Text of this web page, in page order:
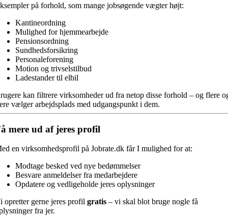
på forhold, som mange jobsøgende vægter højt:
Kantineordning
Mulighed for hjemmearbejde
Pensionsordning
Sundhedsforsikring
Personaleforening
Motion og trivselstilbud
Ladestander til elbil
kan filtrere virksomheder ud fra netop disse forhold – og flere
vælger arbejdsplads med udgangspunkt i dem.
mere ud af jeres profil
en virksomhedsprofil på Jobrate.dk får I mulighed for at:
Modtage besked ved nye bedømmelser
Besvare anmeldelser fra medarbejdere
Opdatere og vedligeholde jeres oplysninger
opretter gerne jeres profilgratis – vi skal blot bruge nogle få
fra jer.